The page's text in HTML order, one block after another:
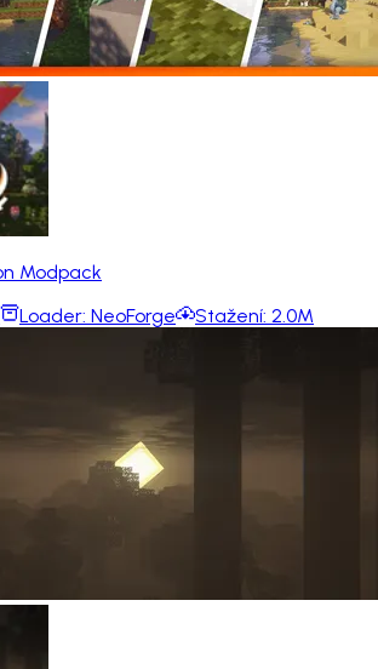
Modpack
Loader: NeoForge Stažení: 2.0M